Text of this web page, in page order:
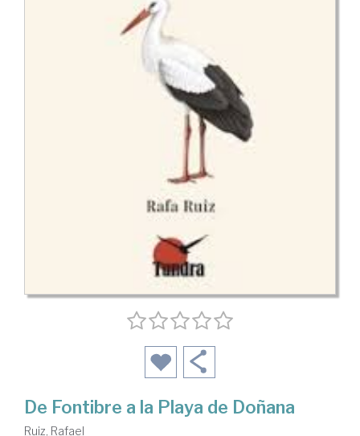
De Fontibre a la Playa de Doñana
Ruiz, Rafael